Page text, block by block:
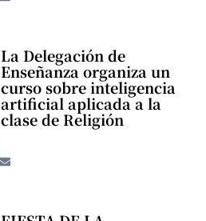
La Delegación de
Enseñanza organiza un
curso sobre inteligencia
artificial aplicada a la
clase de Religión